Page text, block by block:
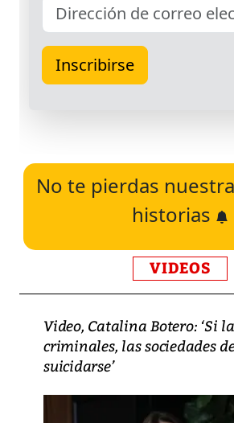
No te pierdas
historias
VIDEOS
Video, Catalina Botero: ‘Si
criminales, las sociedades
suicidarse’